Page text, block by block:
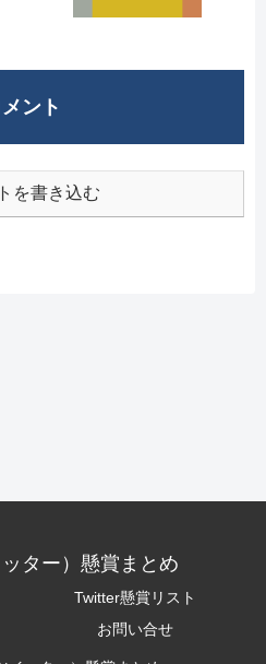
ント
を書き込む
ター）懸賞まとめ
Twitter懸賞リスト
お問い合せ